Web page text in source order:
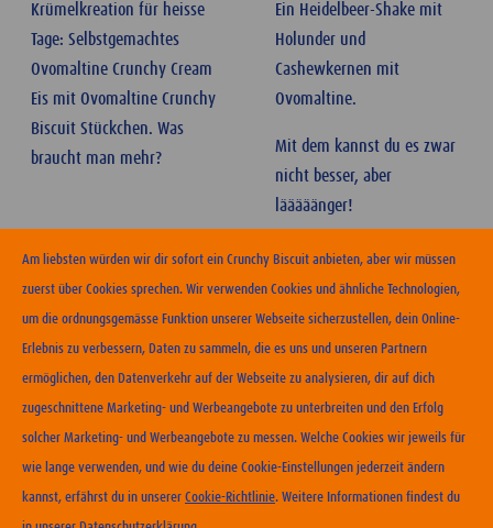
Krümelkreation für heisse
Tage: Selbstgemachtes
Ovomaltine Crunchy Cream
Eis mit Ovomaltine Crunchy
Biscuit Stückchen. Was
braucht man mehr?
Ein Heidelbeer-Shake mit
Holunder und
Cashewkernen mit
Ovomaltine.
Mit dem kannst du es zwar
nicht besser, aber
lääääänger!
ERHÄLTLICHKEIT
KONTAKT
NUTZUNGSBEDINGUNGEN
DATENSCHUTZERKLÄRUNG
Am liebsten würden wir dir sofort ein Crunchy Biscuit anbieten, aber wir müssen
zuerst über Cookies sprechen. Wir verwenden Cookies und ähnliche Technologien,
um die ordnungsgemässe Funktion unserer Webseite sicherzustellen, dein Online-
Erlebnis zu verbessern, Daten zu sammeln, die es uns und unseren Partnern
ermöglichen, den Datenverkehr auf der Webseite zu analysieren, dir auf dich
zugeschnittene Marketing- und Werbeangebote zu unterbreiten und den Erfolg
solcher Marketing- und Werbeangebote zu messen. Welche Cookies wir jeweils für
wie lange verwenden, und wie du deine Cookie-Einstellungen jederzeit ändern
kannst, erfährst du in unserer Cookie-Richtlinie. Weitere Informationen findest du